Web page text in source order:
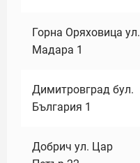
Горна Оряховица ул.
Мадара 1
Димитровград бул.
България 1
Добрич ул. Цар